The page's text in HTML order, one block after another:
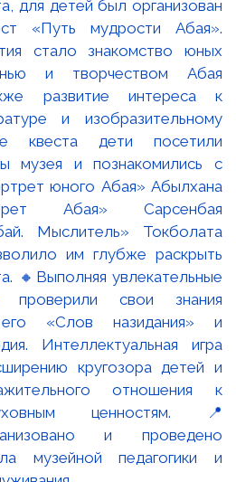
для детей был организован
«Путь мудрости Абая».
стало знакомство юных
и творчеством Абая
развитие интереса к
и изобразительному
квеста дети посетили
музея и познакомились с
юного Абая» Абылхана
Абая» Сарсенбая
Мыслитель» Токболата
им глубже раскрыть
🔸Выполняя увлекательные
проверили свои знания
«Слов назидания» и
Интеллектуальная игра
кругозора детей и
отношения к
ценностям. 📍
и проведено
музейной педагогики и